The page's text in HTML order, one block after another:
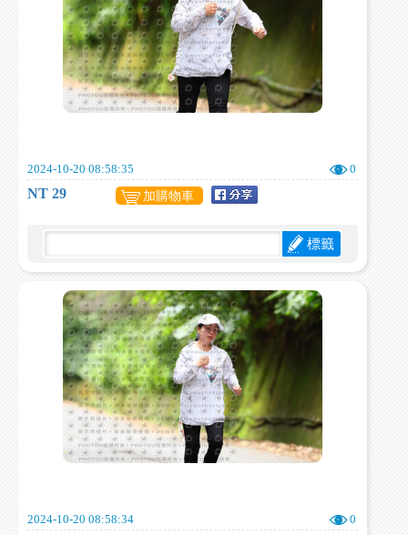
2024-10-20 08:58:35 0
NT 29 加購物車
標籤
2024-10-20 08:58:34 0